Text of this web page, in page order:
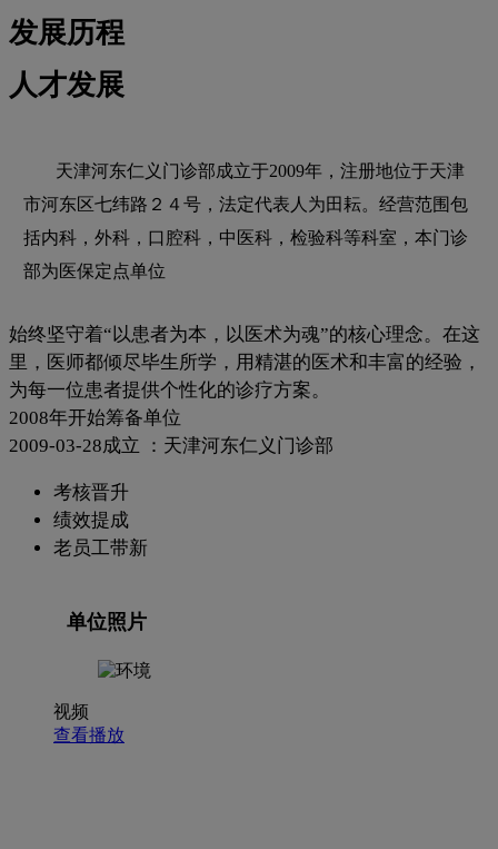
发展历程
人才发展
天津河东仁义门诊部成立于2009年，注册地位于天津
市河东区七纬路２４号，法定代表人为田耘。经营范围包
括内科，外科，口腔科，中医科，检验科等科室，本门诊
部为医保定点单位
始终坚守着“以患者为本，以医术为魂”的核心理念。在这
里，医师都倾尽毕生所学，用精湛的医术和丰富的经验，
为每一位患者提供个性化的诊疗方案。
2008年开始筹备单位
2009-03-28成立 ：天津河东仁义门诊部
考核晋升
绩效提成
老员工带新
单位照片
视频
查看播放